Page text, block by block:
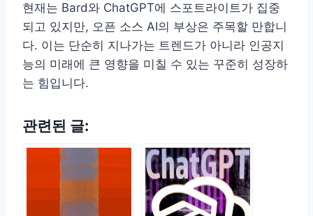
현재는 Bard와 ChatGPT에 스포트라이트가 집중
되고 있지만, 오픈 소스 AI의 부상은 주목할 만합니
다. 이는 단순히 지나가는 트렌드가 아니라 인공지
능의 미래에 큰 영향을 미칠 수 있는 꾸준히 성장하
는 힘입니다.
관련된 글: